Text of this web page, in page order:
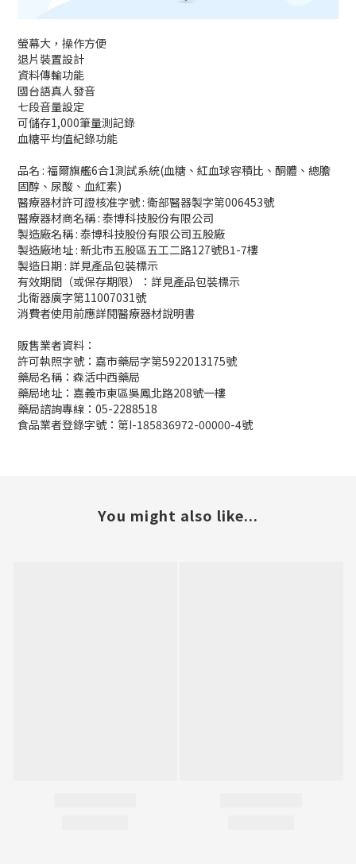
螢幕大，操作方便
退片裝置設計
資料傳輸功能
國台語真人發音
七段音量設定
可儲存1,000筆量測記錄
血糖平均值紀錄功能
品名 : 福爾旗艦6合1測試系統(血糖、紅血球容積比、酮體、總膽
固醇、尿酸、血紅素)
醫療器材許可證核准字號 : 衛部醫器製字第006453號
醫療器材商名稱 : 泰博科技股份有限公司
製造廠名稱 : 泰博科技股份有限公司五股廠
製造廠地址 : 新北市五股區五工二路127號B1-7樓
製造日期 : 詳見產品包裝標示
有效期間（或保存期限）：詳見產品包裝標示
北衛器廣字第11007031號
消費者使用前應詳閱醫療器材說明書
販售業者資料：
許可執照字號：嘉市藥局字第5922013175號
藥局名稱：森活中西藥局
藥局地址：嘉義市東區吳鳳北路208號一樓
藥局諮詢專線：05-2288518
食品業者登錄字號：第I-185836972-00000-4號
You might also like...